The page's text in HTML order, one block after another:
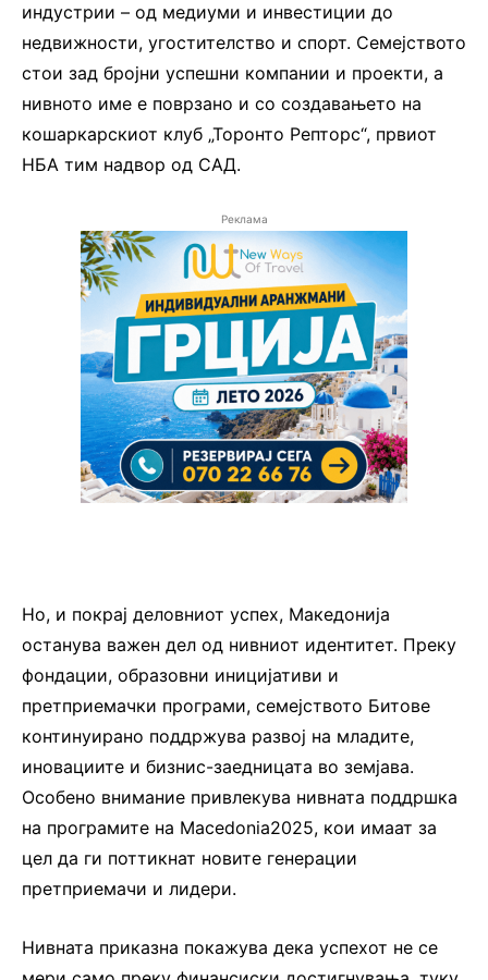
индустрии – од медиуми и инвестиции до
недвижности, угостителство и спорт. Семејството
стои зад бројни успешни компании и проекти, а
нивното име е поврзано и со создавањето на
кошаркарскиот клуб „Торонто Репторс“, првиот
НБА тим надвор од САД.
Реклама
Но, и покрај деловниот успех, Македонија
останува важен дел од нивниот идентитет. Преку
фондации, образовни иницијативи и
претприемачки програми, семејството Битове
континуирано поддржува развој на младите,
иновациите и бизнис-заедницата во земјава.
Особено внимание привлекува нивната поддршка
на програмите на Macedonia2025, кои имаат за
цел да ги поттикнат новите генерации
претприемачи и лидери.
Нивната приказна покажува дека успехот не се